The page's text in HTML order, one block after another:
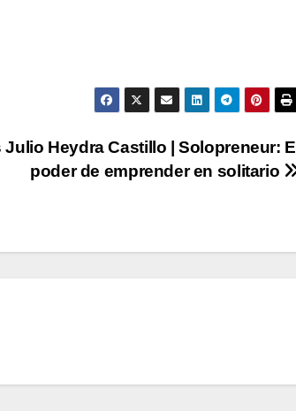
Julio Heydra Castillo | Solopreneur: El
poder de emprender en solitario